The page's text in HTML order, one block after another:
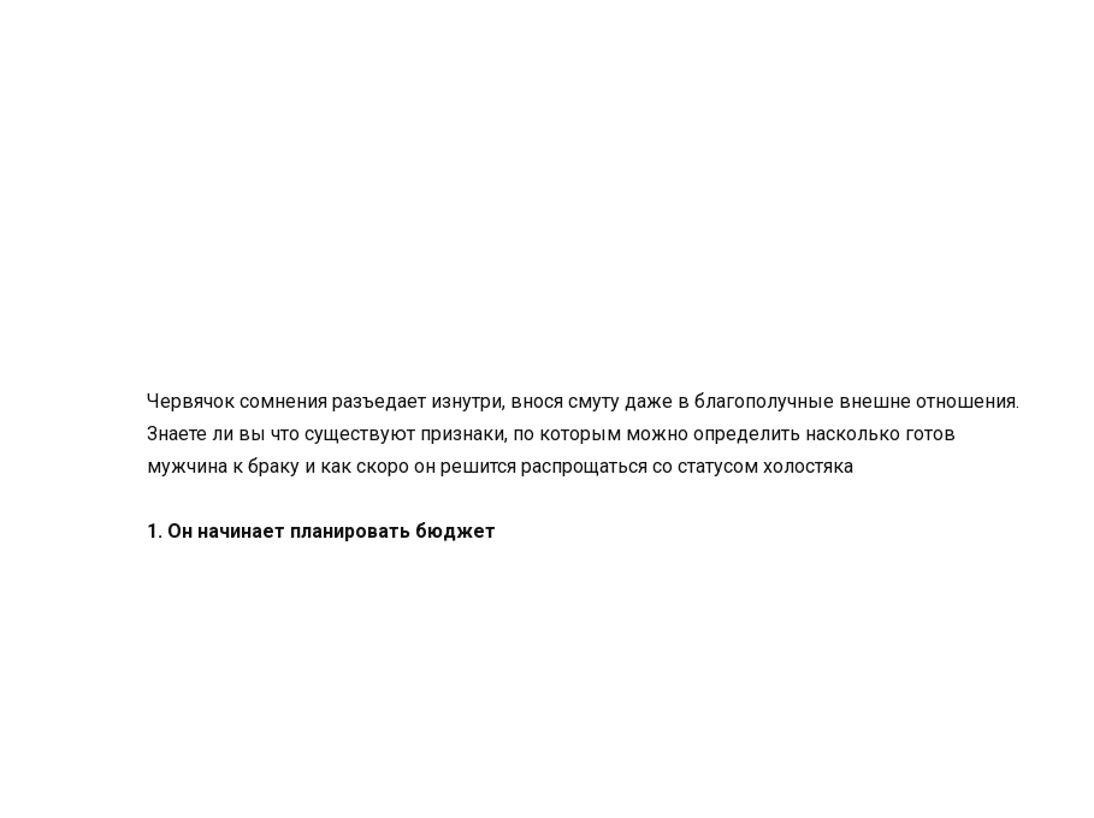
Червячок сомнения разъедает изнутри, внося смуту даже в благополучные внешне отношения.
Знаете ли вы что существуют признаки, по которым можно определить насколько готов
мужчина к браку и как скоро он решится распрощаться со статусом холостяка
1. Он начинает планировать бюджет